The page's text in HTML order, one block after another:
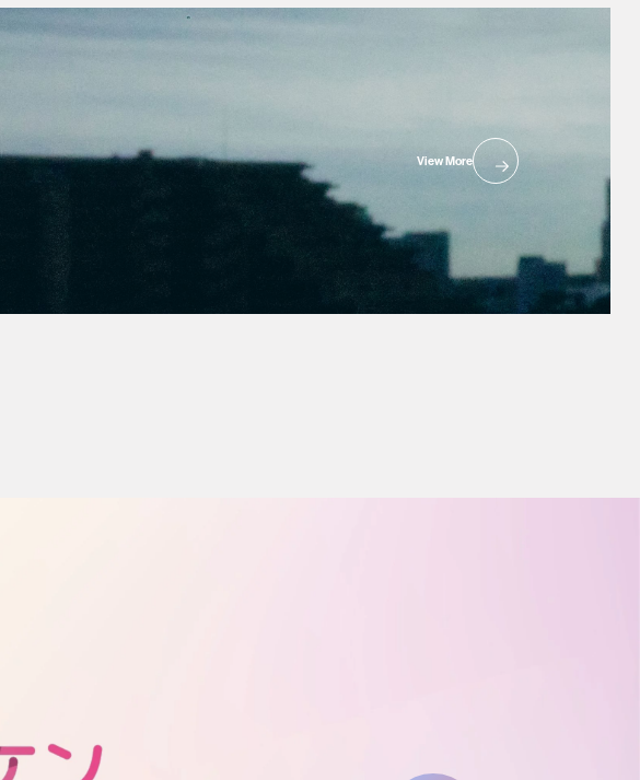
View More